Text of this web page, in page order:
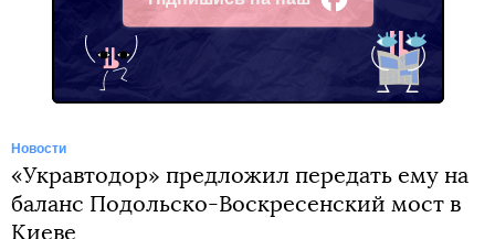
Facebook
Новости
«Укравтодор» предложил передать ему на
баланс Подольско-Воскресенский мост в
Киеве